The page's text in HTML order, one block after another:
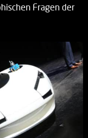
Fragen der